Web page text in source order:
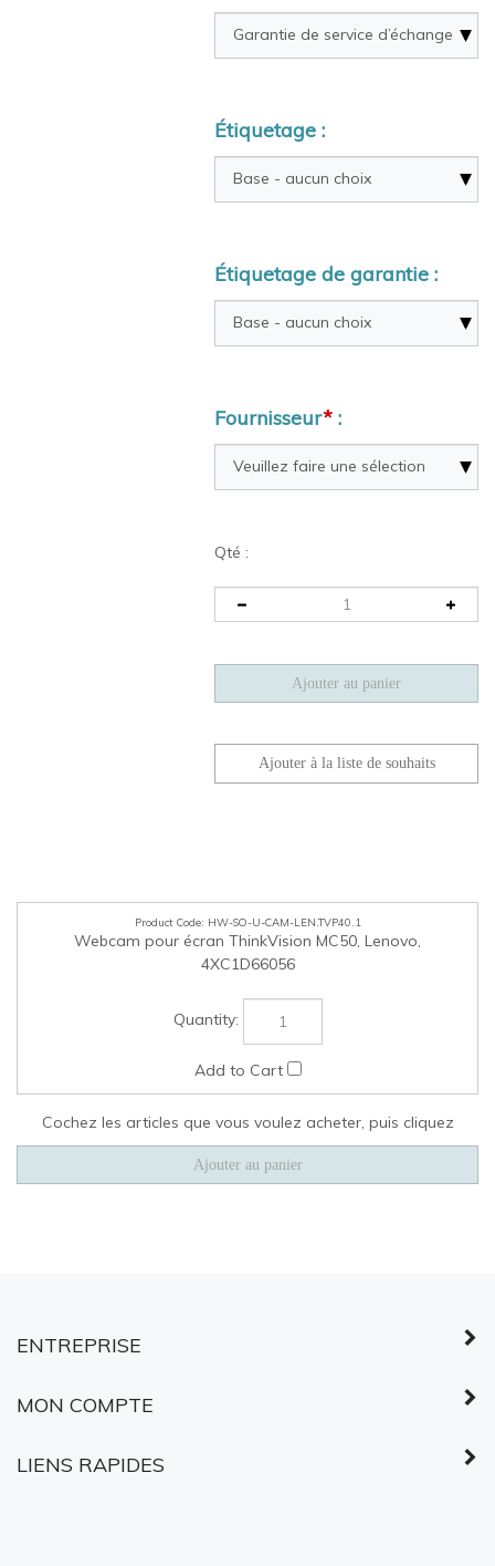
Étiquetage :
Étiquetage de garantie :
Fournisseur* :
Qté :
HW-SO-U-CAM-LEN.TVP40.1
Webcam pour écran ThinkVision MC50, Lenovo,
4XC1D66056
Cochez les articles que vous voulez acheter, puis cliquez